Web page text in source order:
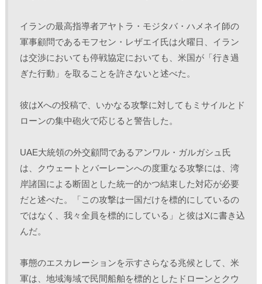
イランの最高指導者アヤトラ・モジタバ・ハメネイ師の
軍事顧問であるモフセン・レザエイ氏は火曜日、イラン
は交渉においても停戦協定においても、米国が「行き過
ぎた行動」を取ることを許さないと述べた。
彼はXへの投稿で、いかなる攻撃に対してもミサイルとド
ローンの集中砲火で応じると警告した。
UAE大統領の外交顧問であるアンワル・ガルガシュ氏
は、クウェートとバーレーンへの度重なる攻撃には、湾
岸諸国による断固とした統一的かつ結束した対応が必要
だと述べた。「この攻撃は一国だけを標的にしているの
ではなく、我々全員を標的にしている」と彼はXに書き込
んだ。
事態のエスカレーションを示すさらなる兆候として、米
軍は、地域海域で民間船舶を標的としたドローンとクウ